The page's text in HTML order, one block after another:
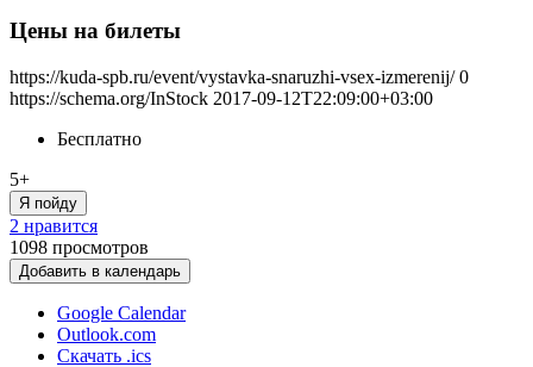
Цены на билеты
https://kuda-spb.ru/event/vystavka-snaruzhi-vsex-izmerenij/ 0
https://schema.org/InStock 2017-09-12T22:09:00+03:00
Бесплатно
5+
Я пойду
2 нравится
1098 просмотров
Добавить в календарь
Google Calendar
Outlook.com
Скачать .ics